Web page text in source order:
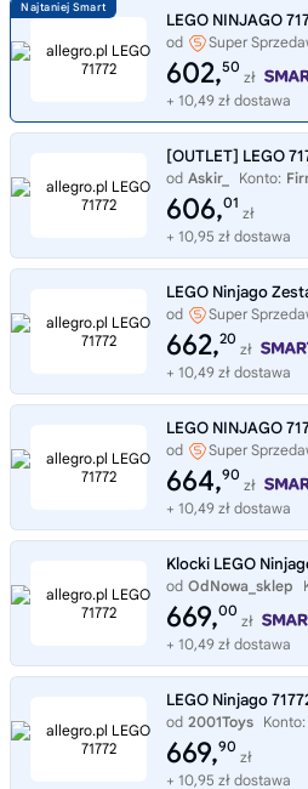
od Super
602,50
zł
+ 10,49 zł dostawa
od Askir_ Konto:
606,01
zł
+ 10,95 zł dostawa
LEGO Ninjago
od Super
662,20
zł
+ 10,49 zł dostawa
od Super
664,90
zł
+ 10,49 zł dostawa
od OdNowa_sklep
669,00
zł
+ 10,49 zł dostawa
od 2001Toys Konto:
669,90
zł
+ 10,95 zł dostawa